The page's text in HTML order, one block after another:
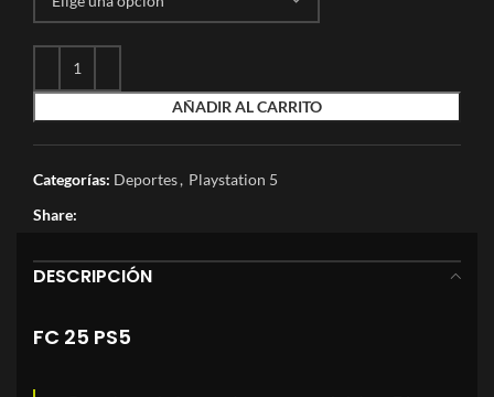
AÑADIR AL CARRITO
Categorías: Deportes, Playstation 5
Share:
DESCRIPCIÓN
FC 25 PS5